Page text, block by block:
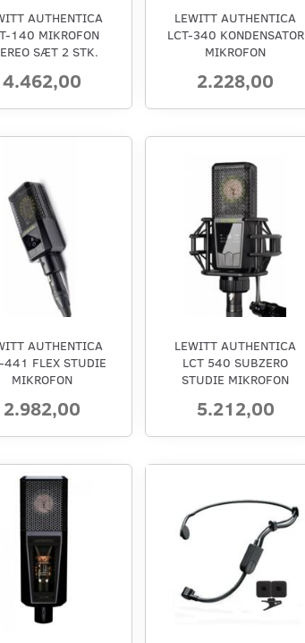
AUTHENTICA
140 MIKROFON
SÆT 2 STK.
4.462,00
LEWITT AUTHENTICA
LCT-340 KONDENSATOR
MIKROFON
2.228,00
AUTHENTICA
441 FLEX STUDIE
MIKROFON
2.982,00
LEWITT AUTHENTICA
LCT 540 SUBZERO
STUDIE MIKROFON
5.212,00